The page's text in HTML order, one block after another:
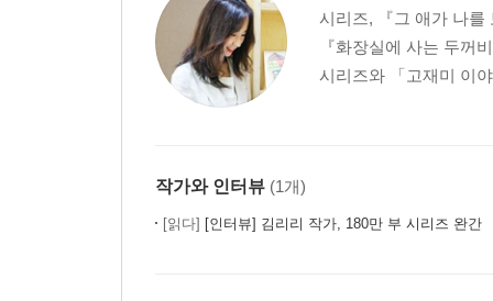
시리즈, 『그 애가 나를
『화장실에 사는 두꺼
시리즈와 「고재미 이
작가와 인터뷰 (1개)
[읽다] [인터뷰] 김리리 작가, 180만 부 시리즈 완간 『꼬